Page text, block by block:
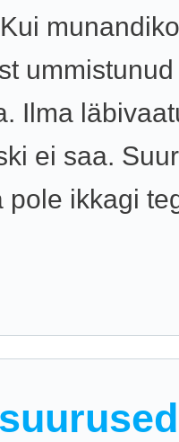
ummistunud
Ilma
ei saa.
pole ikkagi